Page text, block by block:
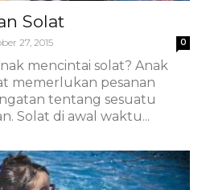
Solat
27, 2015 0
mencintai solat? Anak
memerlukan pesanan
tentang sesuatu
Solat di awal waktu...